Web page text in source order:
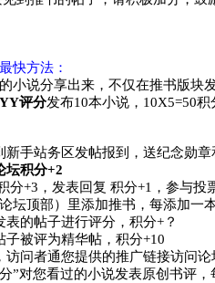
快方法：
小说分享出来，不仅在推书版块
YY评分发布10本小说，10X5=50
新手站务区发帖报到，送纪念勋章
坛积分+2
分+3，发表回复 积分+1，参与投
坛顶部）里添加推书，每添加一
表的帖子进行评分，积分+？
子被评为精华帖，积分+10
访问者通您提供的推广链接访问
”对您看过的小说发表原创书评